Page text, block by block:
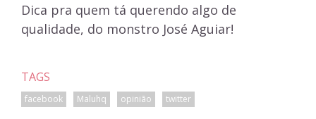
Dica pra quem tá querendo algo de
qualidade, do monstro José Aguiar!
TAGS
facebook Maluhq opinião twitter